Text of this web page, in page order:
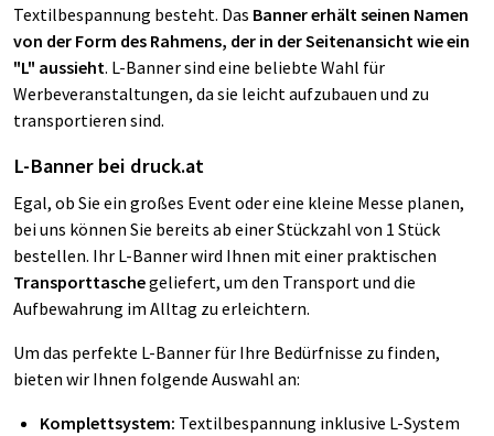
Textilbespannung besteht. Das Banner erhält seinen Namen
von der Form des Rahmens, der in der Seitenansicht wie ein
"L" aussieht. L-Banner sind eine beliebte Wahl für
Werbeveranstaltungen, da sie leicht aufzubauen und zu
transportieren sind.
L-Banner bei druck.at
Egal, ob Sie ein großes Event oder eine kleine Messe planen,
bei uns können Sie bereits ab einer Stückzahl von 1 Stück
bestellen. Ihr L-Banner wird Ihnen mit einer praktischen
Transporttaschegeliefert, um den Transport und die
Aufbewahrung im Alltag zu erleichtern.
Um das perfekte L-Banner für Ihre Bedürfnisse zu finden,
bieten wir Ihnen folgende Auswahl an:
Komplettsystem: Textilbespannung inklusive L-System